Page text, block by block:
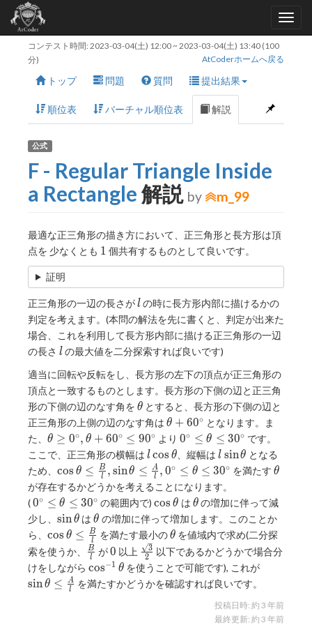
コンテスト時間: 2023-03-04(土) 12:00~ 2023-03-04(土) 13:40 (100
分)
AtCoderホームへ戻る
トップ 問題 質問 提出結果
順位表 バーチャル順位表 解説
公式
F - Regular Triangle Inside
a Rectangle解説 by m_99
最適な正三角形の描き方において、正三角形と長方形は頂
点を 少なくとも 1
1 個共有するものとして良いです。
証明
正三角形の一辺の長さがl
lの時に長方形内部に描けるかの
判定を考えます。(本問の解法を先に書くと、判定が出来た
場合、これを利用して長方形内部に描ける正三角形の一辺
の長さ l
lの最大値を二分探索すれば良いです)
適当に回転や反転をし、長方形の左下の頂点が正三角形の
頂点と一致するものとします。長方形の下側の辺と正三角
形の下側の辺のなす角を \theta
θ とすると、長方形の下側の辺と
正三角形の上側の辺のなす角は \theta
+
60^\circ
θ + 60∘ となります。ま
た、 \theta
\geq
0^\circ,
\theta
+
60^\circ
\leq 90
^ \circ
θ ≥ 0∘, θ + 60∘ ≤ 90∘ より0^\circ
\leq
\theta
\leq
30^\circ
0∘ ≤ θ ≤ 30∘ です。
ここで、正三角形の横幅は l \cos
\theta
lcos θ 、縦幅はl \sin
\theta
l sinθ となる
ため、 \cos
\theta
\leq
\frac{B}
{l},
\sin\theta
\leq
\frac{A}
{l},
0^\circ
cos θ ≤ l
B , sinθ ≤ l
A , 0∘ ≤ θ ≤ 30∘ を満たす\theta
θ
が存在するかどうかを考えることになります。
(0^\circ
\leq
\theta
\leq
30^\circ
0∘ ≤ θ ≤ 30∘ の範囲内で)\cos
\theta
cos θ は \theta
θ の増加に伴って減
少し、 \sin\theta
sinθ は\theta
θ の増加に伴って増加します。このことか
ら、 \cos
\theta
\leq
\frac{B}
{l}
cos θ ≤ l
B を満たす最小の\theta
θ を値域内で求め(二分探
索を使うか、
\frac{B}
{l}
l
B が0
0 以上 \frac{\sqrt{3}}
{2}
2
3 以下であるかどうかで場合分
けをしながら \cos^{-1}
\theta
cos−1 θ を使うことで可能です), これが
\frac{A}
{l}
sinθ ≤ l
A を満たすかどうかを確認すれば良いです。
投稿日時: 約 3 年前
最終更新: 約 3 年前